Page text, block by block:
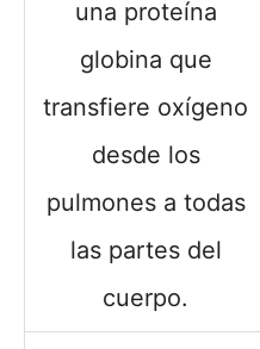
una proteína
globina que
transfiere oxígeno
desde los
pulmones a todas
las partes del
cuerpo.